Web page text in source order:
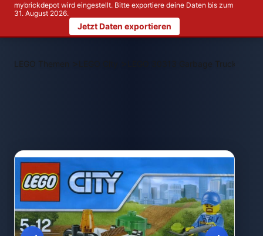
mybrickdepot wird eingestellt. Bitte exportiere deine Daten bis zum
31. August 2026.
Jetzt Daten exportieren
LEGO Themen > LEGO 30313 Garbage Truck